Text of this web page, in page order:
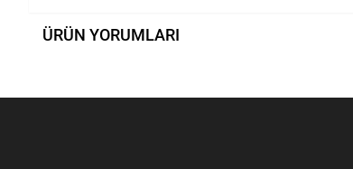
ÜRÜN YORUMLARI